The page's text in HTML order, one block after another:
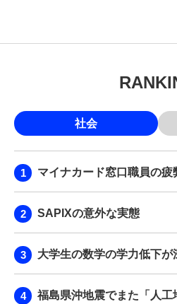
社会
マイナカード窓口職員の疲
SAPIXの意外な実態
大学生の数学の学力低下が
福島県沖地震でまた「人工